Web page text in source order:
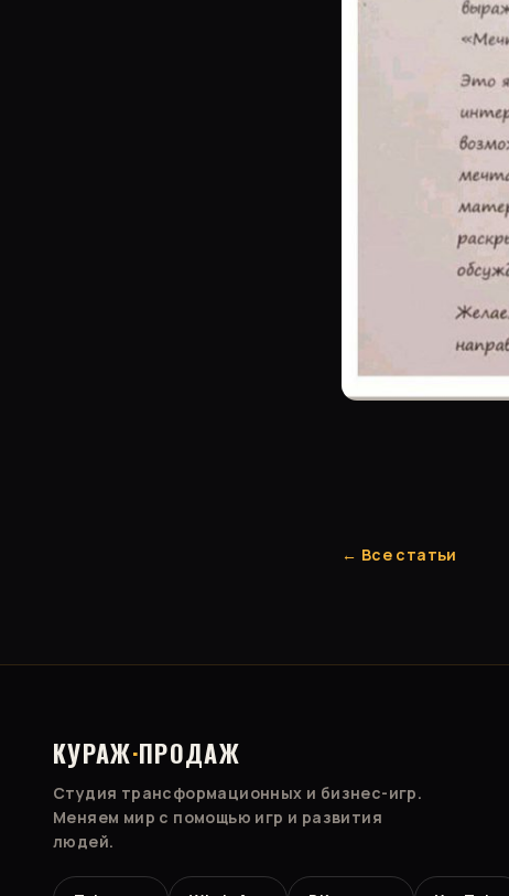
← Все статьи
КУРАЖ·ПРОДАЖ
Студия трансформационных и бизнес-игр.
Меняем мир с помощью игр и развития
людей.